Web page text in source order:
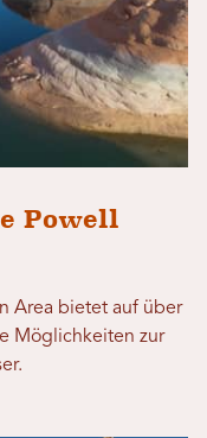
Powell
Area bietet auf über
Möglichkeiten zur